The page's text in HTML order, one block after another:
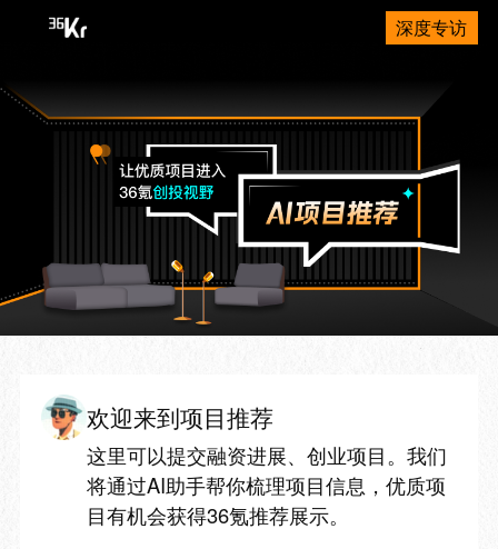
深度专访
欢迎来到项目推荐
这里可以提交融资进展、创业项目。我们
将通过AI助手帮你梳理项目信息，优质项
目有机会获得36氪推荐展示。